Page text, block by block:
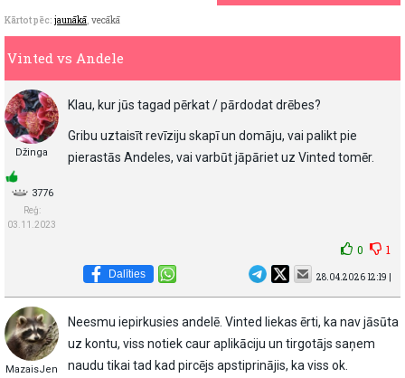
Kārtot pēc: jaunākā, vecākā
Vinted vs Andele
Džinga
3776
Reģ:
03.11.2023
Klau, kur jūs tagad pērkat / pārdodat drēbes?
Gribu uztaisīt revīziju skapī un domāju, vai palikt pie
pierastās Andeles, vai varbūt jāpāriet uz Vinted tomēr.
0 1
Dalīties 28.04.2026 12:19 |
MazaisJen
Neesmu iepirkusies andelē. Vinted liekas ērti, ka nav jāsūta
uz kontu, viss notiek caur aplikāciju un tirgotājs saņem
naudu tikai tad kad pircējs apstiprinājis, ka viss ok.